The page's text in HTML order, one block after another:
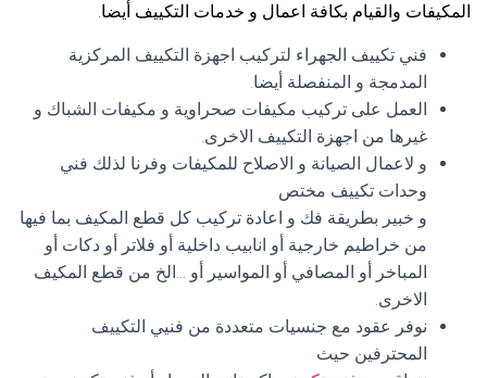
المكيفات والقيام بكافة اعمال و خدمات التكييف أيضا.
فني تكييف الجهراء لتركيب اجهزة التكييف المركزية
المدمجة و المنفصلة أيضا.
العمل على تركيب مكيفات صحراوية و مكيفات الشباك و
غيرها من اجهزة التكييف الاخرى.
و لاعمال الصيانة و الاصلاح للمكيفات وفرنا لذلك فني
وحدات تكييف مختص
و خبير بطريقة فك و اعادة تركيب كل قطع المكيف بما فيها
من خراطيم خارجية أو انابيب داخلية أو فلاتر أو دكات أو
المباخر أو المصافي أو المواسير أو …الخ من قطع المكيف
الاخرى.
نوفر عقود مع جنسيات متعددة من فنيي التكييف
المحترفين حيث